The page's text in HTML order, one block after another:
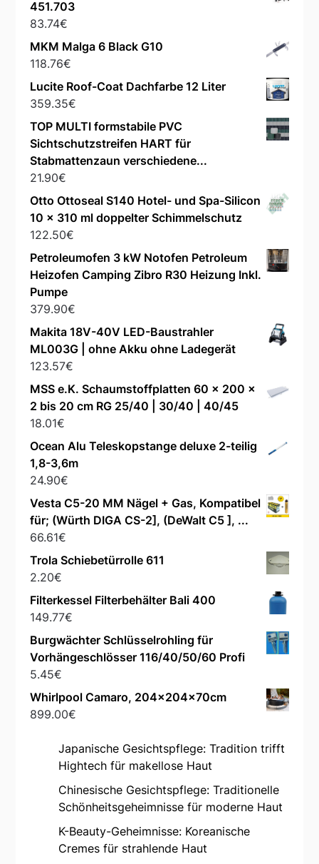
451.703
83.74€
MKM Malga 6 Black G10
118.76€
Lucite Roof-Coat Dachfarbe 12 Liter
359.35€
TOP MULTI formstabile PVC
Sichtschutzstreifen HART für
Stabmattenzaun verschiedene...
21.90€
Otto Ottoseal S140 Hotel- und Spa-Silicon
10 x 310 ml doppelter Schimmelschutz
122.50€
Petroleumofen 3 kW Notofen Petroleum
Heizofen Camping Zibro R30 Heizung Inkl.
Pumpe
379.90€
Makita 18V-40V LED-Baustrahler
ML003G | ohne Akku ohne Ladegerät
123.57€
MSS e.K. Schaumstoffplatten 60 x 200 x
2 bis 20 cm RG 25/40 | 30/40 | 40/45
18.01€
Ocean Alu Teleskopstange deluxe 2-teilig
1,8-3,6m
24.90€
Vesta C5-20 MM Nägel + Gas, Kompatibel
für; (Würth DIGA CS-2], (DeWalt C5 ], ...
66.61€
Trola Schiebetürrolle 611
2.20€
Filterkessel Filterbehälter Bali 400
149.77€
Burgwächter Schlüsselrohling für
Vorhängeschlösser 116/40/50/60 Profi
5.45€
Whirlpool Camaro, 204x204x70cm
899.00€
Japanische Gesichtspflege: Tradition trifft
Hightech für makellose Haut
Chinesische Gesichtspflege: Traditionelle
Schönheitsgeheimnisse für moderne Haut
K-Beauty-Geheimnisse: Koreanische
Cremes für strahlende Haut